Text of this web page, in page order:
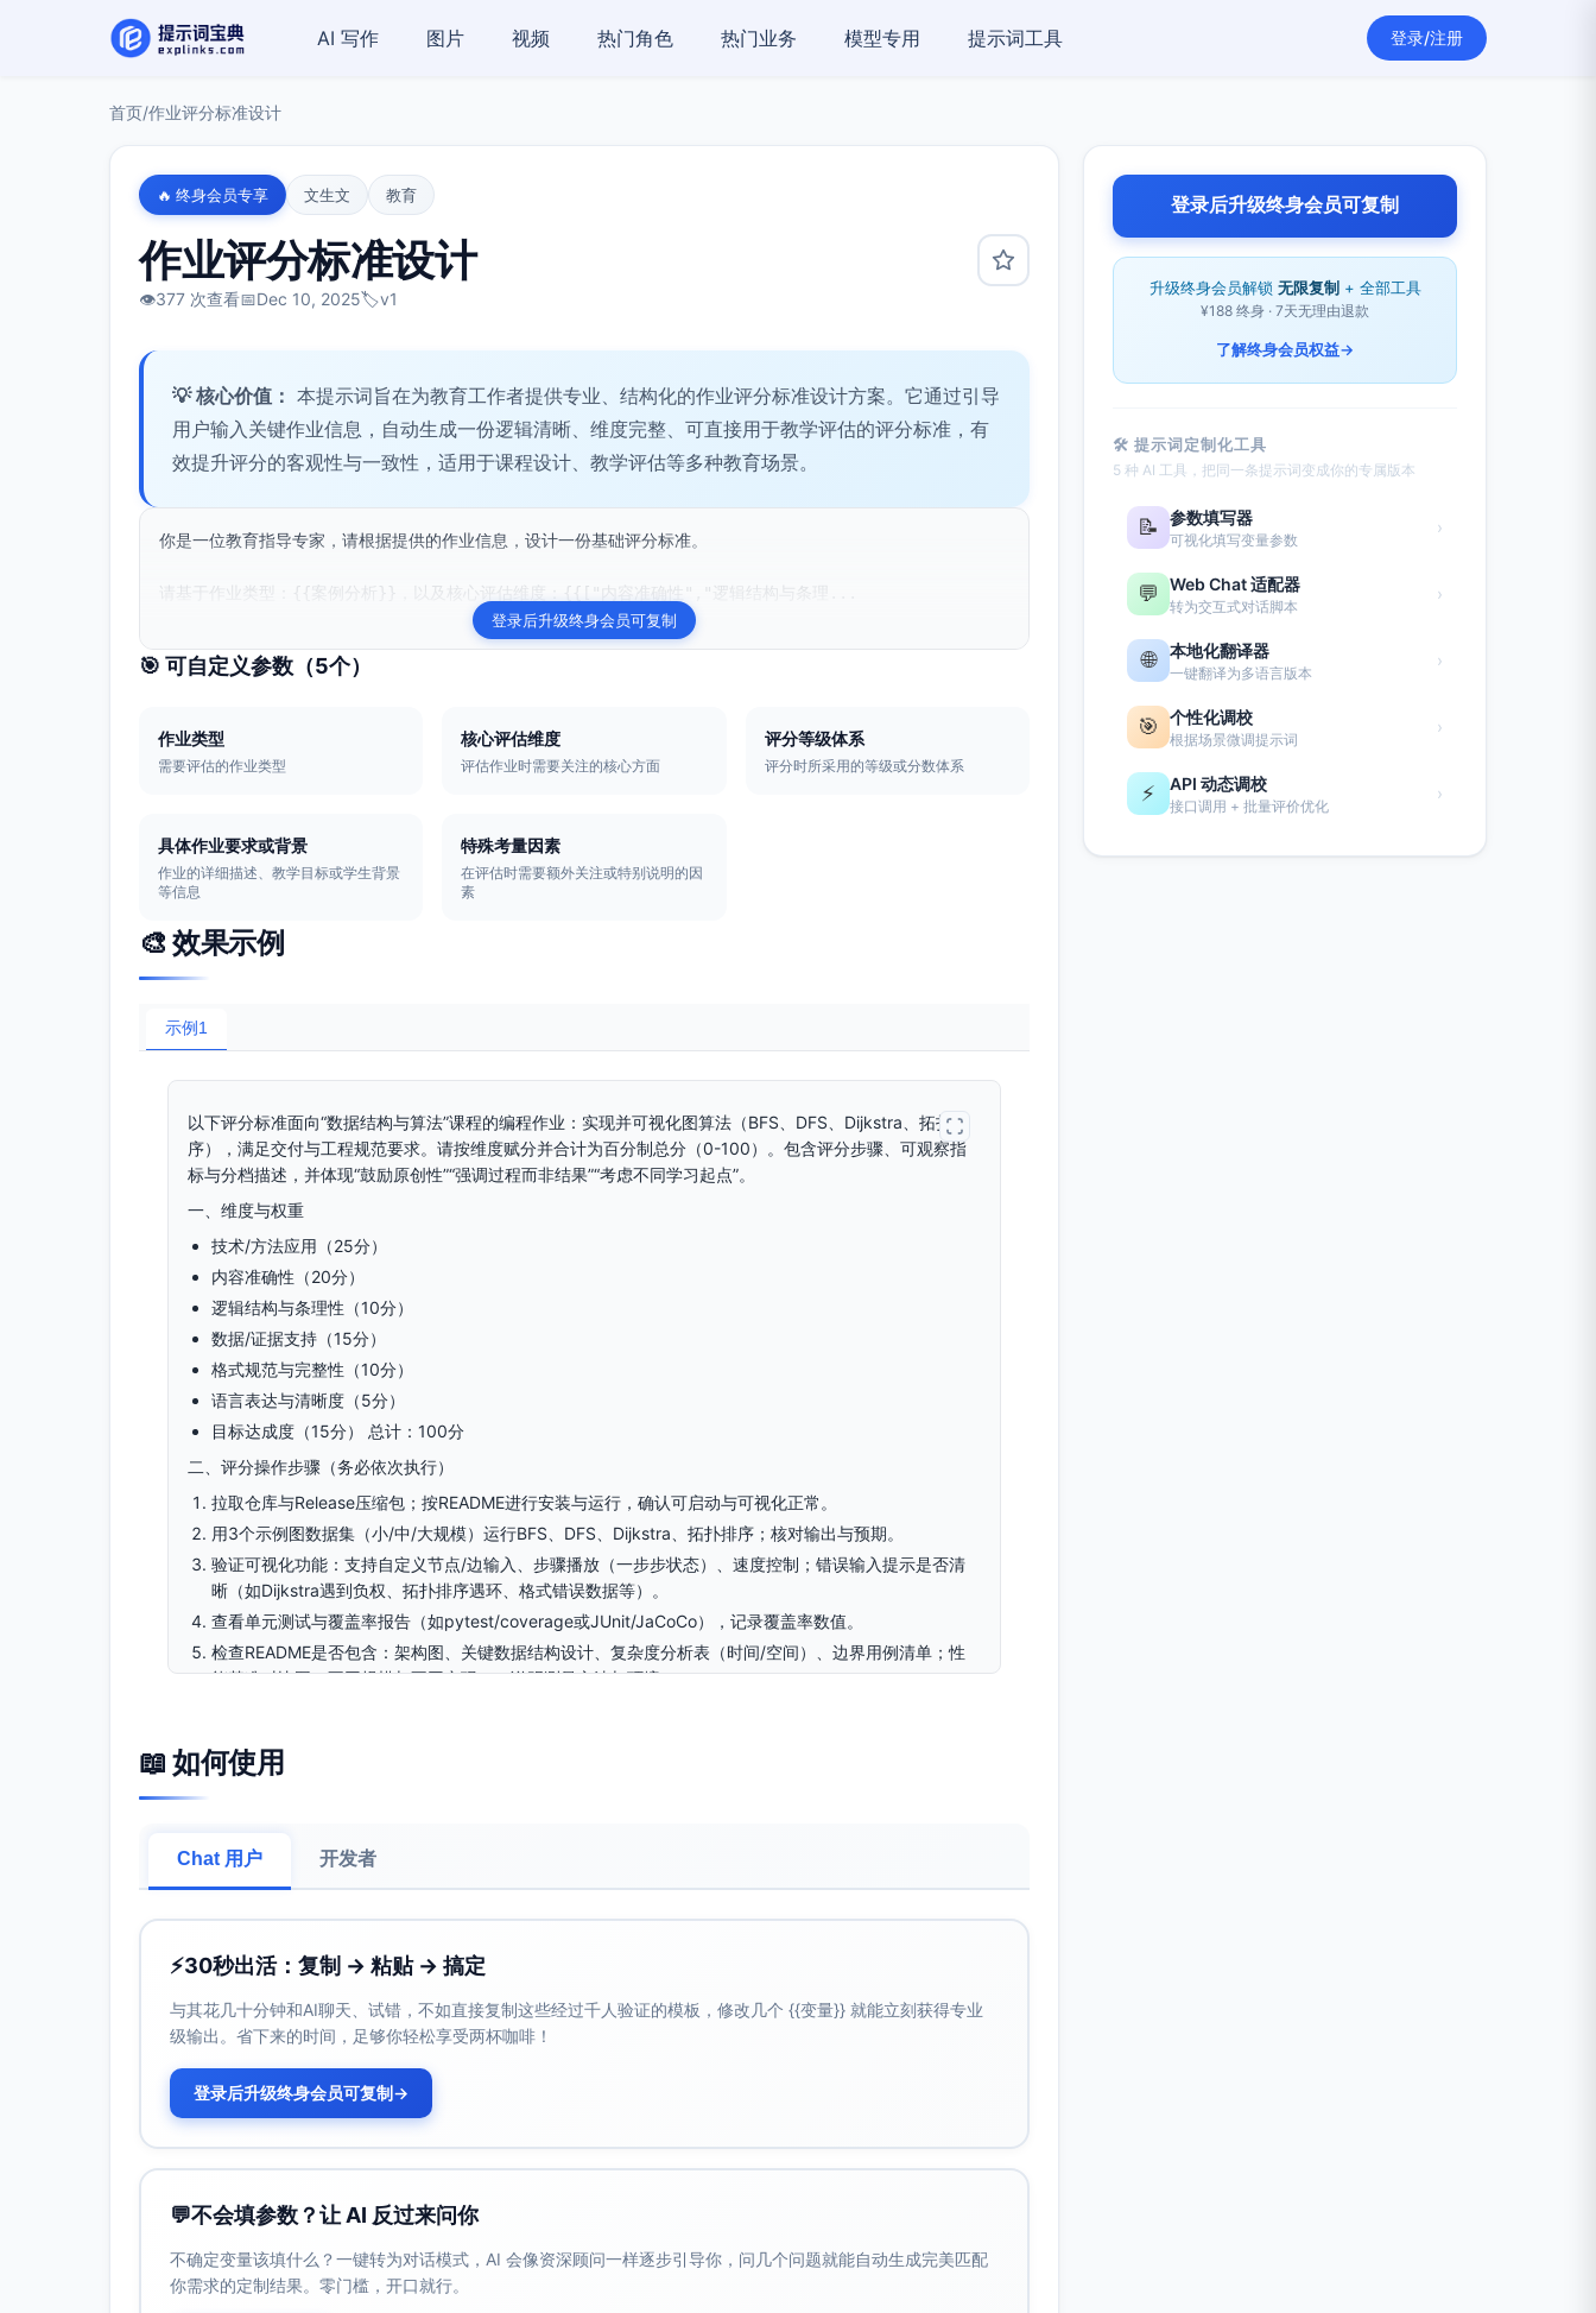
AI 写作 图片 视频 热门角色 热门业务 模型专用 提示词工具 登录/注册
首页/作业评分标准设计
🔥 终身会员专享 文生文 教育
作业评分标准设计
👁️377 次查看📅Dec 10, 2025🏷️v1
💡 核心价值： 本提示词旨在为教育工作者提供专业、结构化的作业评分标准设计方案。它通过引导
用户输入关键作业信息，自动生成一份逻辑清晰、维度完整、可直接用于教学评估的评分标准，有
效提升评分的客观性与一致性，适用于课程设计、教学评估等多种教育场景。
你是一位教育指导专家，请根据提供的作业信息，设计一份基础评分标准。
请基于作业类型：{{案例分析}}，以及核心评估维度：{{["内容准确性","逻辑结构与条理...
登录后升级终身会员可复制
🎯 可自定义参数（5个）
作业类型
需要评估的作业类型
核心评估维度
评估作业时需要关注的核心方面
评分等级体系
评分时所采用的等级或分数体系
具体作业要求或背景
作业的详细描述、教学目标或学生背景
等信息
特殊考量因素
在评估时需要额外关注或特别说明的因
素
🎨 效果示例
示例1
以下评分标准面向“数据结构与算法”课程的编程作业：实现并可视化图算法（BFS、DFS、Dijkstra、拓扑排
序），满足交付与工程规范要求。请按维度赋分并合计为百分制总分（0-100）。包含评分步骤、可观察指
标与分档描述，并体现“鼓励原创性”“强调过程而非结果”“考虑不同学习起点”。
一、维度与权重
技术/方法应用（25分）
内容准确性（20分）
逻辑结构与条理性（10分）
数据/证据支持（15分）
格式规范与完整性（10分）
语言表达与清晰度（5分）
目标达成度（15分） 总计：100分
二、评分操作步骤（务必依次执行）
拉取仓库与Release压缩包；按README进行安装与运行，确认可启动与可视化正常。
用3个示例图数据集（小/中/大规模）运行BFS、DFS、Dijkstra、拓扑排序；核对输出与预期。
验证可视化功能：支持自定义节点/边输入、步骤播放（一步步状态）、速度控制；错误输入提示是否清
晰（如Dijkstra遇到负权、拓扑排序遇环、格式错误数据等）。
查看单元测试与覆盖率报告（如pytest/coverage或JUnit/JaCoCo），记录覆盖率数值。
检查README是否包含：架构图、关键数据结构设计、复杂度分析表（时间/空间）、边界用例清单；性
能基准对比图（不同规模与不同实现），说明测量方法与环境。
按各维度分档描述赋分；应用“特殊考量因素”的加权或减分说明；求和得出总分。
三、各维度评分标准（分档描述与可观察指标）
18-21分：算法齐全，整体正确；数据结构选择基本合理但有轻微低效；可视化功能基本具备（步骤或速
15-17分：缺失一个小功能或实现有明显低效（如Dijkstra未使用堆）；可视化或输入校验不完整；模块化
不足。
10-14分：缺失≥1算法或实现明显不当；可视化核心功能缺失；错误处理薄弱；工程结构混乱。
0-9分：未能形成可运行的核心功能或实现严重不当。
18-20分：对3个规模数据集输出正确；复杂度分析表与实现相符（如Dijkstra O((V+E)logV)）；拓扑排序
遇环能给出提示；负权边在Dijkstra中被正确拒绝或说明限制；README陈述无事实性错误。
12-14分：多处结果不匹配或复杂度表有显著错误；对负权/有环情形处理不到位。
8-11分：频繁错误或误导性说明。
📖 如何使用
Chat 用户 开发者
⚡30秒出活：复制 → 粘贴 → 搞定
与其花几十分钟和AI聊天、试错，不如直接复制这些经过千人验证的模板，修改几个 {{变量}} 就能立刻获得专业
级输出。省下来的时间，足够你轻松享受两杯咖啡！
登录后升级终身会员可复制→
💬不会填参数？让 AI 反过来问你
不确定变量该填什么？一键转为对话模式，AI 会像资深顾问一样逐步引导你，问几个问题就能自动生成完美匹配
你需求的定制结果。零门槛，开口就行。
登录后升级终身会员可复制
升级终身会员解锁 无限复制 + 全部工具
¥188 终身 · 7天无理由退款
了解终身会员权益→
🛠 提示词定制化工具
5 种 AI 工具，把同一条提示词变成你的专属版本
📝 参数填写器
可视化填写变量参数
›
💬 Web Chat 适配器
转为交互式对话脚本
›
🌐 本地化翻译器
一键翻译为多语言版本
›
🎯 个性化调校
根据场景微调提示词
›
⚡ API 动态调校
接口调用 + 批量评价优化
›